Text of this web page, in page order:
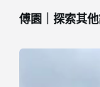
傅園｜探索其